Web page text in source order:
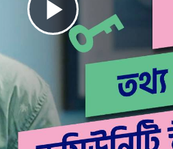
Play
Video